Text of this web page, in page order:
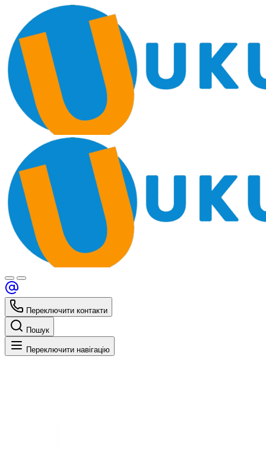
Переключити контакти
Пошук
Переключити навігацію